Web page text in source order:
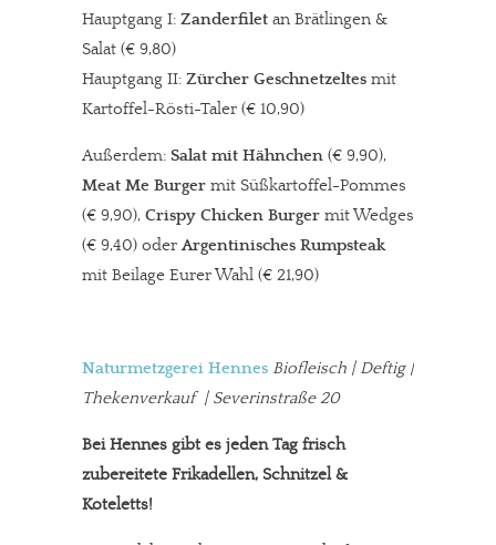
Hauptgang I: Zanderfilet an Brätlingen &
Salat (€ 9,80)
Hauptgang II: Zürcher Geschnetzeltes mit
Kartoffel-Rösti-Taler (€ 10,90)
Außerdem: Salat mit Hähnchen (€ 9,90),
Meat Me Burger mit Süßkartoffel-Pommes
(€ 9,90), Crispy Chicken Burger mit Wedges
(€ 9,40) oderArgentinisches Rumpsteak
mit Beilage Eurer Wahl (€ 21,90)
Naturmetzgerei Hennes Biofleisch | Deftig |
Thekenverkauf | Severinstraße 20
Bei Hennes gibt es jeden Tag frisch
zubereitete Frikadellen, Schnitzel &
Koteletts!